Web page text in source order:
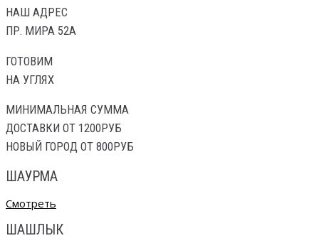
НАШ АДРЕС
ПР. МИРА 52А
ГОТОВИМ
НА УГЛЯХ
МИНИМАЛЬНАЯ СУММА
ДОСТАВКИ ОТ 1200РУБ
НОВЫЙ ГОРОД ОТ 800РУБ
ШАУРМА
Смотреть
ШАШЛЫК